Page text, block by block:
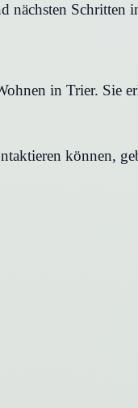
nächsten Schritten
in Trier. Sie
können,